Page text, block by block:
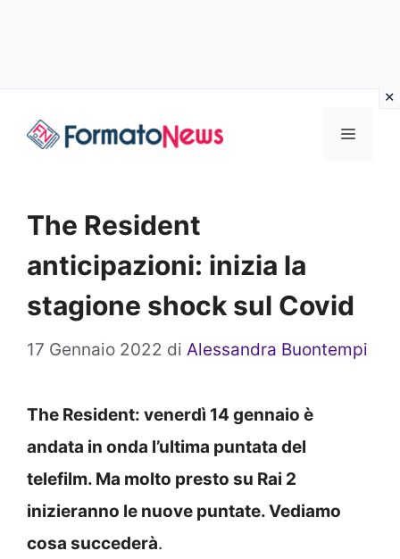
Menu
The Resident
anticipazioni: inizia la
stagione shock sul Covid
17 Gennaio 2022 di Alessandra Buontempi
The Resident: venerdì 14 gennaio è
andata in onda l’ultima puntata del
telefilm. Ma molto presto su Rai 2
inizieranno le nuove puntate. Vediamo
cosa succederà.